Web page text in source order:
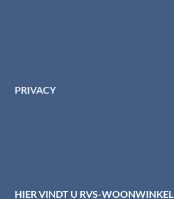
PRIVACY
HIER VINDT U RVS-WOONWINKEL